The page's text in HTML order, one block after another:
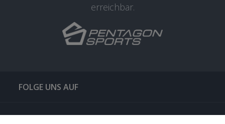
erreichbar.
FOLGE UNS AUF
QUICKLINKS & TIPPS